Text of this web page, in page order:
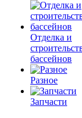
Отделка и
бассейнов
Разное
Запчасти